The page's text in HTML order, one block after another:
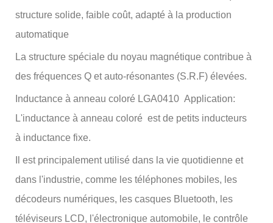
structure solide, faible coût, adapté à la production
automatique
La structure spéciale du noyau magnétique contribue à
des fréquences Q et auto-résonantes (S.R.F) élevées.
Inductance à anneau coloré LGA0410 Application:
L'inductance à anneau coloré est de petits inducteurs
à inductance fixe.
Il est principalement utilisé dans la vie quotidienne et
dans l'industrie, comme les téléphones mobiles, les
décodeurs numériques, les casques Bluetooth, les
téléviseurs LCD, l'électronique automobile, le contrôle